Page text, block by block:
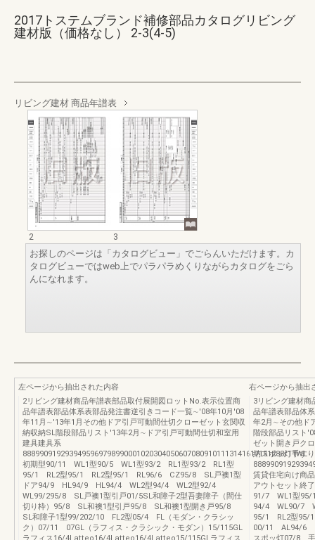
2017トステムブランド補修部品カタログリビング
建材版（価格なし） 2-3(4-5)
リビング建材 商品年譜表
2
3
お探しのページは「カタログビュー」でごらんいただけます。カ
タログビューではweb上でパラパラめくりながらカタログをごら
んになれます。
左ページから抽出された内容
2リビング建材商品年譜表部品取付展開図ロットNo.表示位置商
品年譜表部品体系表部品発注書逆引きコード一覧∼'08年10月'08
年11月∼'13年1月その他ドア引戸可動間仕切クローゼット玄関収
納収納SL階段部品リスト'13年2月∼ドア引戸可動間仕切和室用
建具建具系
88899091929394959697989900010203040506070809101113141617151288/11WL
初期型90/11 WL1型90/5 WL1型93/2 RL1型93/2 RL1型
95/1 RL2型95/1 RL2型95/1 RL96/6 CZ95/8 SL戸襖1型
ドア94/9 HL94/9 HL94/4 WL2型94/4 WL2型92/4
WL99/295/8 SL戸襖1型引戸01/5SL和障子2型吾妻障子（間仕
切り枠）95/8 SL和襖1型引戸95/8 SL和襖1型開き戸95/8
SL和障子1型99/202/10 FL2型05/4 FL（モダン・クラシッ
ク）07/11 07GL（ラフィス・クラシック・モダン）15/115GL
ラフィス16/4Latteo16/4Latteo16/4Latteo15/115GLラフィス
右ページから抽出
3リビング建材商
品年譜表部品体
年2月∼その他ド
階段部品リスト
ゼット開き戸ク
納スポッ灯手す
賃貸住宅向け商
アウトセット
91/7 WL1型95/
94/4 WL90/7
95/1 RL2型95/1
00/11 AL94/6
スポッ灯07/8